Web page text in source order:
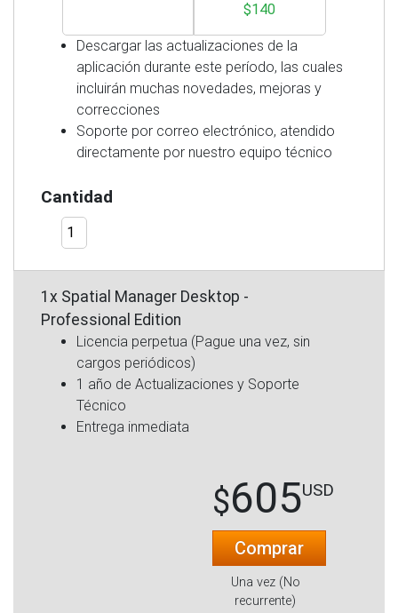
$140
Descargar las actualizaciones de la
aplicación durante este período, las cuales
incluirán muchas novedades, mejoras y
correcciones
Soporte por correo electrónico, atendido
directamente por nuestro equipo técnico
Cantidad
1x Spatial Manager Desktop -
Professional Edition
Licencia perpetua (Pague una vez, sin
cargos periódicos)
1 año de Actualizaciones y Soporte
Técnico
Entrega inmediata
$605USD
Comprar
Una vez (No
recurrente)